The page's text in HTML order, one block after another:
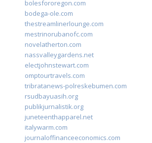
bolesfororegon.com
bodega-ole.com
thestreamlinerlounge.com
mestrinorubanofc.com
novelatherton.com
nassvalleygardens.net
electjohnstewart.com
omptourtravels.com
tribratanews-polreskebumen.com
rsudbayuasih.org
publikjurnalistik.org
juneteenthapparel.net
italywarm.com
journaloffinanceeconomics.com